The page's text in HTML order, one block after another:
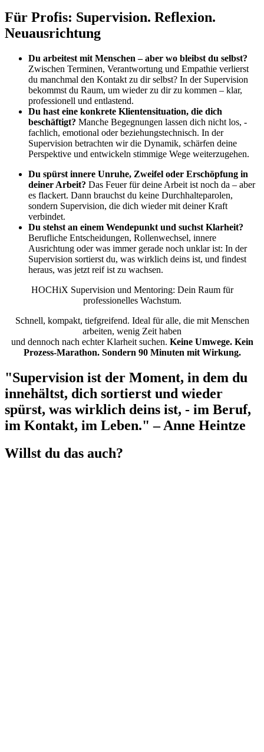
Für Profis: Supervision. Reflexion.
Neuausrichtung
Du arbeitest mit Menschen – aber wo bleibst du selbst?
Zwischen Terminen, Verantwortung und Empathie verlierst
du manchmal den Kontakt zu dir selbst? In der Supervision
bekommst du Raum, um wieder zu dir zu kommen – klar,
professionell und entlastend.
Du hast eine konkrete Klientensituation, die dich
beschäftigt? Manche Begegnungen lassen dich nicht los, -
fachlich, emotional oder beziehungstechnisch. In der
Supervision betrachten wir die Dynamik, schärfen deine
Perspektive und entwickeln stimmige Wege weiterzugehen.
Du spürst innere Unruhe, Zweifel oder Erschöpfung in
deiner Arbeit? Das Feuer für deine Arbeit ist noch da – aber
es flackert. Dann brauchst du keine Durchhalteparolen,
sondern Supervision, die dich wieder mit deiner Kraft
verbindet.
Du stehst an einem Wendepunkt und suchst Klarheit?
Berufliche Entscheidungen, Rollenwechsel, innere
Ausrichtung oder was immer gerade noch unklar ist: In der
Supervision sortierst du, was wirklich deins ist, und findest
heraus, was jetzt reif ist zu wachsen.
HOCHiX Supervision und Mentoring: Dein Raum für
professionelles Wachstum.
Schnell, kompakt, tiefgreifend. Ideal für alle, die mit Menschen
arbeiten, wenig Zeit haben
und dennoch nach echter Klarheit suchen. Keine Umwege. Kein
Prozess-Marathon. Sondern 90 Minuten mit Wirkung.
"Supervision ist der Moment, in dem du
innehältst, dich sortierst und wieder
spürst, was wirklich deins ist, - im Beruf,
im Kontakt, im Leben." – Anne Heintze
Willst du das auch?